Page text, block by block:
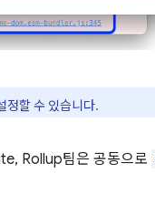
정할 수 있습니다.
Rollup팀은 공동으로